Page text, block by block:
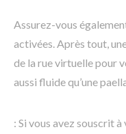
Assurez-vous
activées. Après tout,
de la rue virtuelle pour
aussi fluide qu’une
: Si vous avez souscrit